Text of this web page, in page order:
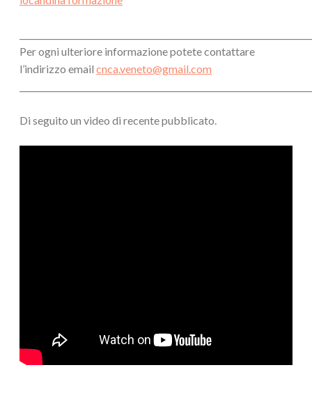
Per ogni ulteriore informazione potete contattare
l’indirizzo email cnca.veneto@gmail.com
Di seguito un video di recente pubblicato.